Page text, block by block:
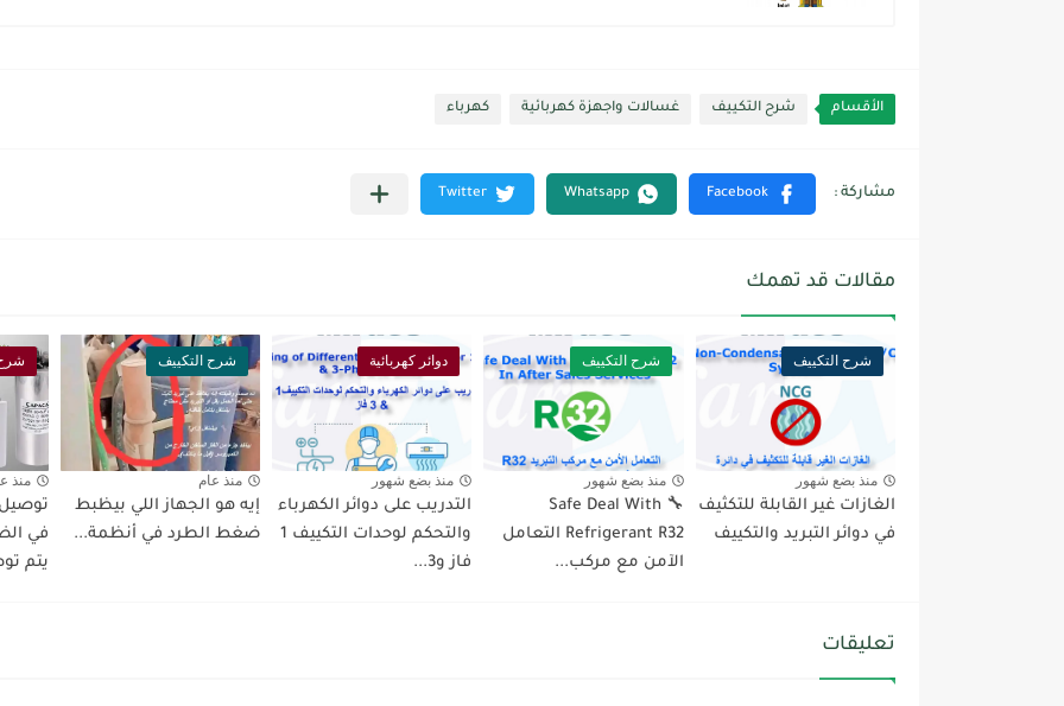
الأقسام شرح التكييف غسالات واجهزة كهربائية كهرباء
مقالات قد تهمك
شرح التكييف
منذ بضع شهور
الغازات غير القابلة للتكثيف
في دوائر التبريد والتكييف
شرح التكييف
منذ بضع شهور
🔧 Safe Deal With
Refrigerant R32 التعامل
الآمن مع مركب...
دوائر كهربائية
منذ بضع شهور
التدريب على دوائر الكهرباء
والتحكم لوحدات التكييف 1
فاز و3...
شرح التكييف
منذ عام
إيه هو الجهاز اللي بيظبط
ضغط الطرد في أنظمة...
منذ
يتم
تعليقات